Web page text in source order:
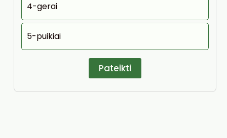
4-gerai
5-puikiai